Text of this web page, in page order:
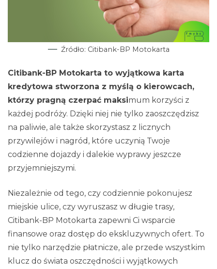
Źródło: Citibank-BP Motokarta
Citibank-BP Motokarta to wyjątkowa karta
kredytowa stworzona z myślą o kierowcach,
którzy pragną czerpać maksimum korzyści z
każdej podróży. Dzięki niej nie tylko zaoszczędzisz
na paliwie, ale także skorzystasz z licznych
przywilejów i nagród, które uczynią Twoje
codzienne dojazdy i dalekie wyprawy jeszcze
przyjemniejszymi.
Niezależnie od tego, czy codziennie pokonujesz
miejskie ulice, czy wyruszasz w długie trasy,
Citibank-BP Motokarta zapewni Ci wsparcie
finansowe oraz dostęp do ekskluzywnych ofert. To
nie tylko narzędzie płatnicze, ale przede wszystkim
klucz do świata oszczędności i wyjątkowych